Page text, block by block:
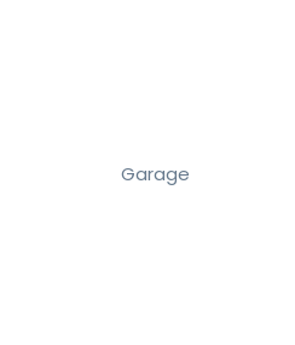
Garage